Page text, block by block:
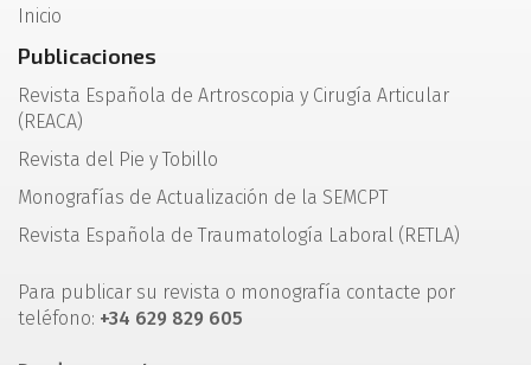
Inicio
Publicaciones
Revista Española de Artroscopia y Cirugía Articular
(REACA)
Revista del Pie y Tobillo
Monografías de Actualización de la SEMCPT
Revista Española de Traumatología Laboral (RETLA)
Para publicar su revista o monografía contacte por
teléfono: +34 629 829 605